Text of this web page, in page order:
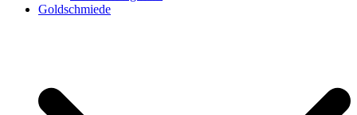
Goldschmiede